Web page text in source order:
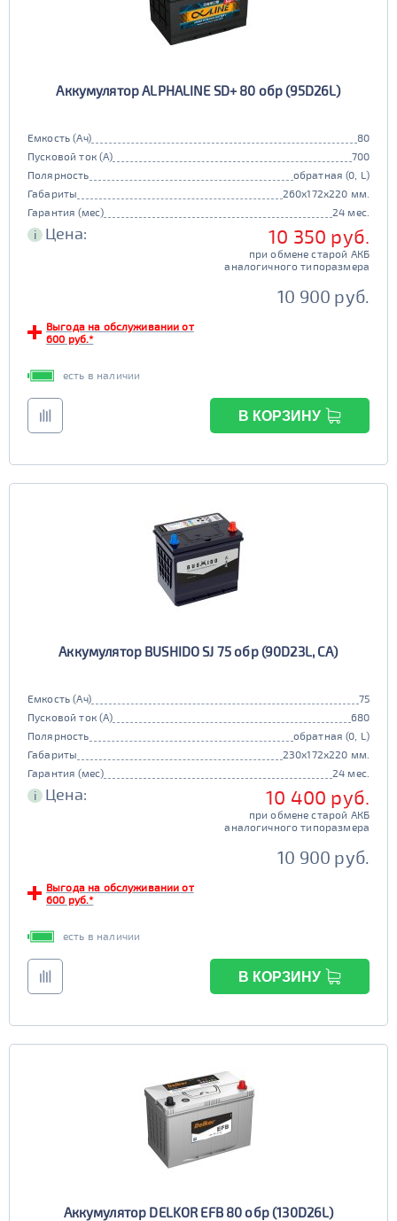
Аккумулятор ALPHALINE SD+ 80 обр (95D26L)
Емкость (Ач)
80
Пусковой ток (А)
700
Полярность
обратная (0, L)
Габариты
260x172x220 мм.
Гарантия (мес)
24 мес.
i Цена: 10 350 руб.
при обмене старой АКБ
аналогичного типоразмера
10 900 руб.
Выгода на обслуживании от
600 руб.*
есть в наличии
В КОРЗИНУ
Аккумулятор BUSHIDO SJ 75 обр (90D23L, CA)
Емкость (Ач)
75
Пусковой ток (А)
680
Полярность
обратная (0, L)
Габариты
230x172x220 мм.
Гарантия (мес)
24 мес.
i Цена: 10 400 руб.
при обмене старой АКБ
аналогичного типоразмера
10 900 руб.
Выгода на обслуживании от
600 руб.*
есть в наличии
В КОРЗИНУ
Аккумулятор DELKOR EFB 80 обр (130D26L)